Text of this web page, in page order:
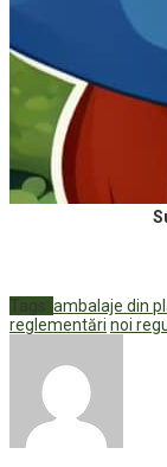
Tags: ambalaje din
reglementări noi